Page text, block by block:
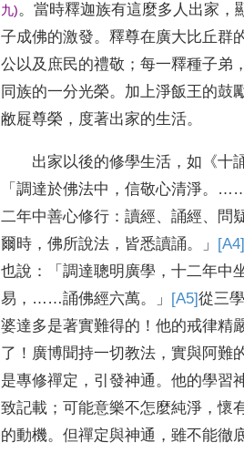
九)。當時釋迦族有這麼多人出家 ，
子成佛的激發。釋尊在廣大比丘群
公以及庶民的禮敬 ；每一釋種子弟
同族的一分光榮。 加上淨飯王的鼓
敝屣尊榮 ， 度著出家的生活。
出家以後的修學生活 ，如 《十
「調達於佛法中 ，信敬心清淨。
二年中善心修行 ：讀經、誦經、
問
爾時 ，佛所說法 ， 皆悉讀誦。」
也說 ： 「調達聰明廣學 ，十二年中
易 ，……誦佛經六萬。」 [A5]從三
婆達多是著實難得的 ！他的戒律精
了 ！ 廣博聞持一切教法 ，實與阿難
是專修禪定 ， 引發神通。他的學習
致記載 ；可能意樂不怎麼純淨 ，懷
的動機。但禪定與神通 ，雖不能徹